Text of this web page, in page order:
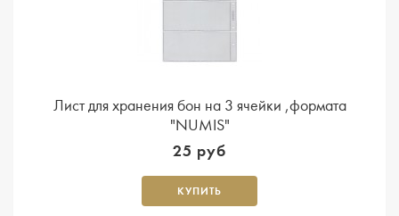
Лист для хранения бон на 3 ячейки ,формата
"NUMIS"
25 руб
КУПИТЬ